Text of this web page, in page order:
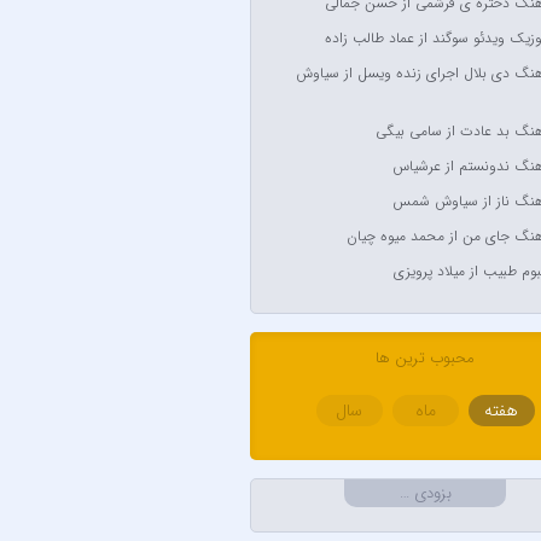
Anyma Ellie
Arsha
Aşkın
Avril Lavigne &
Bebe
Bilal Sonses &
ویدئو سوگند از عماد طالب زاده
دی بلال اجرای زنده ویسل از سیاوش
بد عادت از سامی بیگی
ندونستم از عرشیاس
ناز از سیاوش شمس
جای من از محمد میوه چیان
طبیب از میلاد پرویزی
محبوب ترین ها
هفته ماه سال
بزودی …